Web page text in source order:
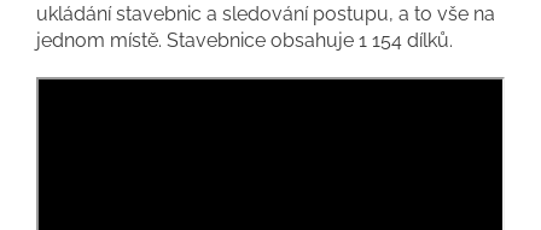
ukládání stavebnic a sledování postupu, a to vše na
jednom místě. Stavebnice obsahuje 1 154 dílků.